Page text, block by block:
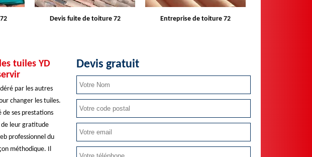
Entreprise de toiture 72 Devis toiture 72
tuiles YD
par les autres
changer les tuiles.
ses prestations
leur gratitude
professionnel du
méthodique. Il
Devis gratuit